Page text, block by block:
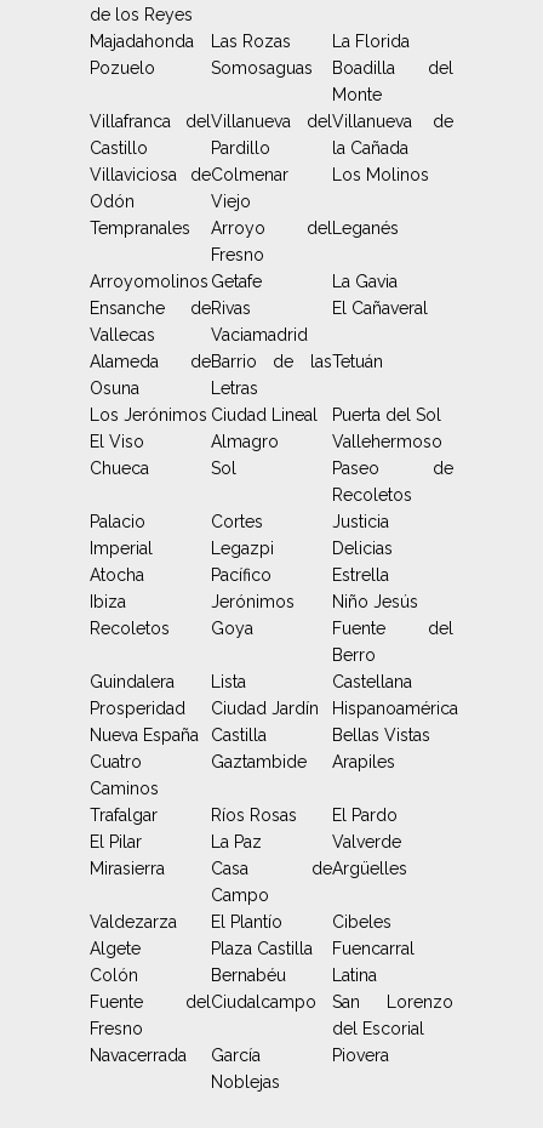
de los Reyes
Majadahonda Las Rozas
La Florida
Pozuelo
Somosaguas
Boadilla del
Monte
Villafranca del
Castillo
Villanueva del
Pardillo
Villanueva de
la Cañada
Villaviciosa de
Odón
Colmenar
Viejo
Los Molinos
Tempranales
Arroyo del
Fresno
Leganés
Arroyomolinos Getafe
La Gavia
Ensanche de
Vallecas
Rivas
Vaciamadrid
El Cañaveral
Alameda de
Osuna
Barrio de las
Letras
Tetuán
Los Jerónimos Ciudad Lineal
Puerta del Sol
El Viso
Almagro
Vallehermoso
Chueca
Sol
Paseo de
Recoletos
Palacio
Cortes
Justicia
Imperial
Legazpi
Delicias
Atocha
Pacífico
Estrella
Ibiza
Jerónimos
Niño Jesús
Recoletos
Goya
Fuente del
Berro
Guindalera
Lista
Castellana
Prosperidad
Ciudad Jardín
Hispanoamérica
Nueva España
Castilla
Bellas Vistas
Cuatro
Caminos
Gaztambide Arapiles
Trafalgar Ríos Rosas
El Pardo
El Pilar
La Paz
Valverde
Mirasierra
Casa de
Campo
Argüelles
Valdezarza El Plantío
Cibeles
Algete
Plaza Castilla
Fuencarral
Colón
Bernabéu
Latina
Fuente del
Fresno
Ciudalcampo
San Lorenzo
del Escorial
Navacerrada
García
Noblejas
Piovera